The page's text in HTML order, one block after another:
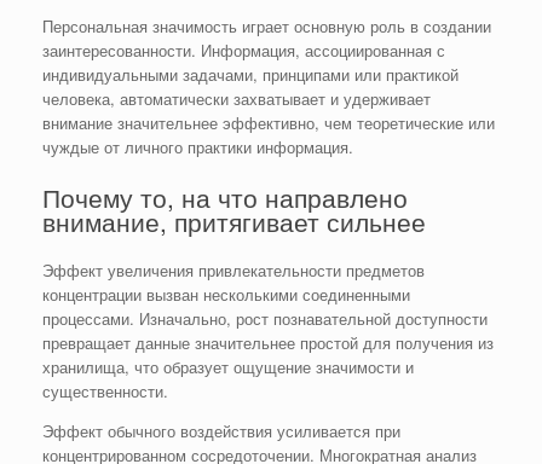
Персональная значимость играет основную роль в создании
заинтересованности. Информация, ассоциированная с
индивидуальными задачами, принципами или практикой
человека, автоматически захватывает и удерживает
внимание значительнее эффективно, чем теоретические или
чуждые от личного практики информация.
Почему то, на что направлено
внимание, притягивает сильнее
Эффект увеличения привлекательности предметов
концентрации вызван несколькими соединенными
процессами. Изначально, рост познавательной доступности
превращает данные значительнее простой для получения из
хранилища, что образует ощущение значимости и
существенности.
Эффект обычного воздействия усиливается при
концентрированном сосредоточении. Многократная анализ